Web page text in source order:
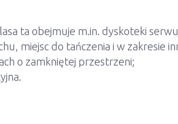
ta obejmuje m.in. dyskoteki
miejsc do tańczenia i w zakresie
o zamkniętej przestrzeni;